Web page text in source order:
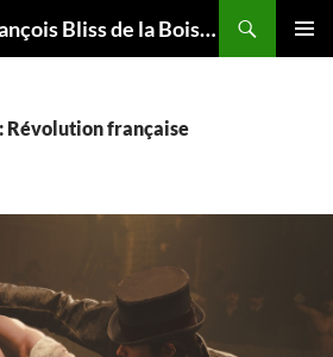
BLISS CORNER – François Bliss de la Boissière is here
Révolution française